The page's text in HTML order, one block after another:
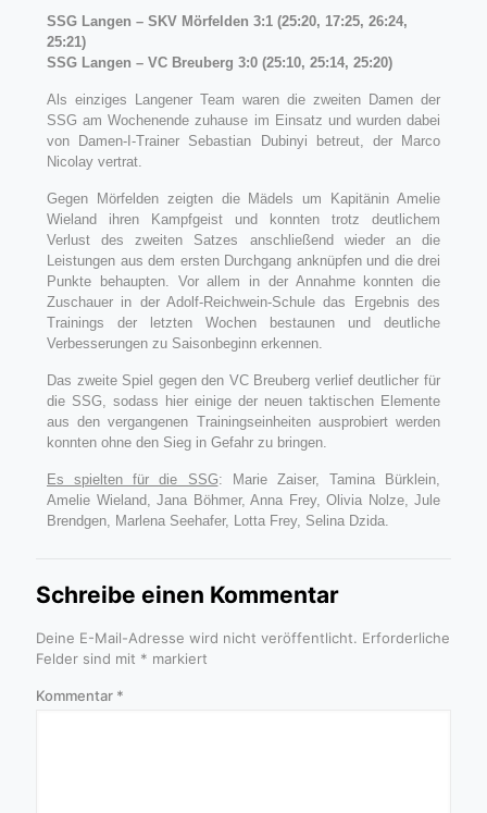
SSG Langen – SKV Mörfelden 3:1 (25:20, 17:25, 26:24,
25:21)
SSG Langen – VC Breuberg 3:0 (25:10, 25:14, 25:20)
Als einziges Langener Team waren die zweiten Damen der
SSG am Wochenende zuhause im Einsatz und wurden dabei
von Damen-I-Trainer Sebastian Dubinyi betreut, der Marco
Nicolay vertrat.
Gegen Mörfelden zeigten die Mädels um Kapitänin Amelie
Wieland ihren Kampfgeist und konnten trotz deutlichem
Verlust des zweiten Satzes anschließend wieder an die
Leistungen aus dem ersten Durchgang anknüpfen und die drei
Punkte behaupten. Vor allem in der Annahme konnten die
Zuschauer in der Adolf-Reichwein-Schule das Ergebnis des
Trainings der letzten Wochen bestaunen und deutliche
Verbesserungen zu Saisonbeginn erkennen.
Das zweite Spiel gegen den VC Breuberg verlief deutlicher für
die SSG, sodass hier einige der neuen taktischen Elemente
aus den vergangenen Trainingseinheiten ausprobiert werden
konnten ohne den Sieg in Gefahr zu bringen.
Es spielten für die SSG: Marie Zaiser, Tamina Bürklein,
Amelie Wieland, Jana Böhmer, Anna Frey, Olivia Nolze, Jule
Brendgen, Marlena Seehafer, Lotta Frey, Selina Dzida.
Schreibe einen Kommentar
Deine E-Mail-Adresse wird nicht veröffentlicht. Erforderliche
Felder sind mit * markiert
Kommentar *